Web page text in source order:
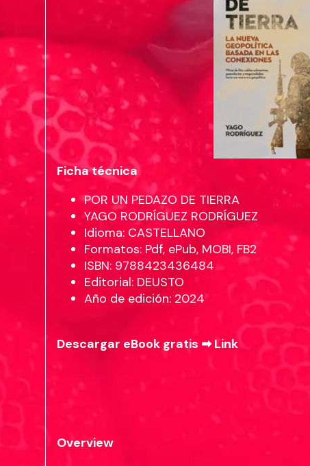
Ficha técnica
POR UN PEDAZO DE TIERRA
YAGO RODRÍGUEZ RODRÍGUEZ
Idioma: CASTELLANO
Formatos: Pdf, ePub, MOBI, FB2
ISBN: 9788423436484
Editorial: DEUSTO
Año de edición: 2024
Descargar eBook gratis ➡Link
Overview